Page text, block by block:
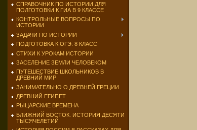
СПРАВОЧНИК ПО ИСТОРИИ ДЛЯ
ПОЛГОТОВКИ К ГИА В 9 КЛАССЕ
КОНТРОЛЬНЫЕ ВОПРОСЫ ПО
ИСТОРИИ
ЗАДАЧИ ПО ИСТОРИИ
ПОДГОТОВКА К ОГЭ. 8 КЛАСС
СТИХИ К УРОКАМ ИСТОРИИ
ЗАСЕЛЕНИЕ ЗЕМЛИ ЧЕЛОВЕКОМ
ПУТЕШЕСТВИЕ ШКОЛЬНИКОВ В
ДРЕВНИЙ МИР
ЗАНИМАТЕЛЬНО О ДРЕВНЕЙ ГРЕЦИИ
ДРЕВНИЙ ЕГИПЕТ
РЫЦАРСКИЕ ВРЕМЕНА
БЛИЖНИЙ ВОСТОК. ИСТОРИЯ ДЕСЯТИ
ТЫСЯЧЕЛЕТИЙ